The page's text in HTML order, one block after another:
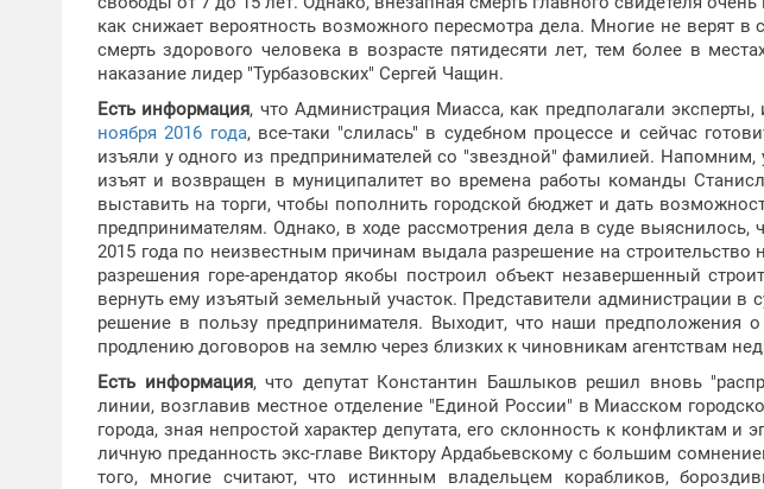
как снижает вероятность возможного пересмотра дела. Многие не верят
смерть здорового человека в возрасте пятидесяти лет, тем более в
наказание лидер "Турбазовских" Сергей Чащин.
Есть информация, что Администрация Миасса, как предполагали
ноября 2016 года, все-таки "слилась" в судебном процессе и сейчас
изъяли у одного из предпринимателей со "звездной" фамилией. Напомним,
изъят и возвращен в муниципалитет во времена работы команды
выставить на торги, чтобы пополнить городской бюджет и дать
предпринимателям. Однако, в ходе рассмотрения дела в суде
2015 года по неизвестным причинам выдала разрешение на строительство
разрешения горе-арендатор якобы построил объект незавершенный
вернуть ему изъятый земельный участок. Представители администрации в
решение в пользу предпринимателя. Выходит, что наши предположения
продлению договоров на землю через близких к чиновникам агентствам
Есть информация, что депутат Константин Башлыков решил вновь
линии, возглавив местное отделение "Единой России" в Миасском
города, зная непростой характер депутата, его склонность к конфликтам и
личную преданность экс-главе Виктору Ардабьевскому с большим
того, многие считают, что истинным владельцем корабликов,